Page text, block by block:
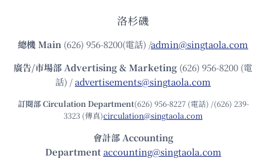
洛杉磯
總機Main (626) 956-8200(電話) /admin@singtaola.com
廣告/市場部Advertising & Marketing (626) 956-8200 (電
話) /advertisements@singtaola.com
訂閱部 Circulation Department(626) 956-8227 (電話) /(626) 239-
3323 (傳真)circulation@singtaola.com
會計部 Accounting
Department accounting@singtaola.com